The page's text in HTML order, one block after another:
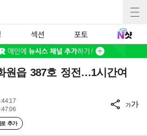
섹션 포토
원읍 387호 정전…1시간여
추가
가가